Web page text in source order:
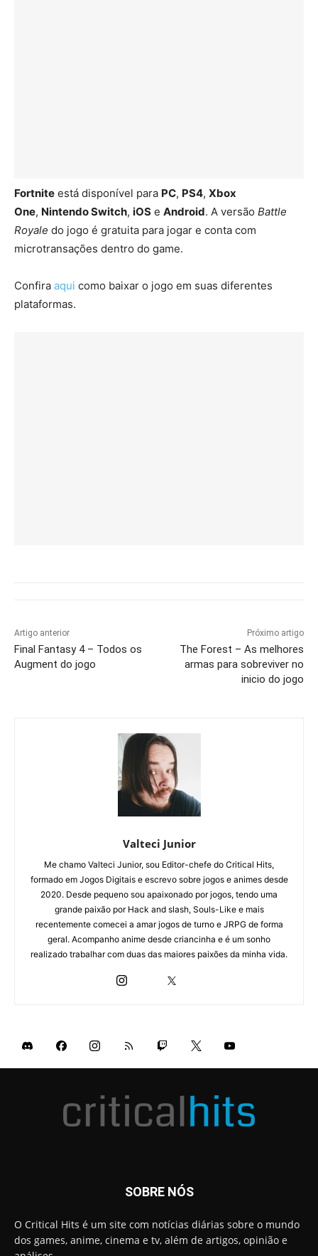
Fortnite está disponível para PC, PS4, Xbox
One, Nintendo Switch, iOS e Android. A versão Battle
Royale do jogo é gratuita para jogar e conta com
microtransações dentro do game.
Confira aqui como baixar o jogo em suas diferentes
plataformas.
Artigo anterior
Final Fantasy 4 – Todos os
Augment do jogo
Próximo artigo
The Forest – As melhores
armas para sobreviver no
inicio do jogo
Valteci Junior
Me chamo Valteci Junior, sou Editor-chefe do Critical Hits,
formado em Jogos Digitais e escrevo sobre jogos e animes desde
2020. Desde pequeno sou apaixonado por jogos, tendo uma
grande paixão por Hack and slash, Souls-Like e mais
recentemente comecei a amar jogos de turno e JRPG de forma
geral. Acompanho anime desde criancinha e é um sonho
realizado trabalhar com duas das maiores paixões da minha vida.
SOBRE NÓS
O Critical Hits é um site com notícias diárias sobre o mundo
dos games, anime, cinema e tv, além de artigos, opinião e